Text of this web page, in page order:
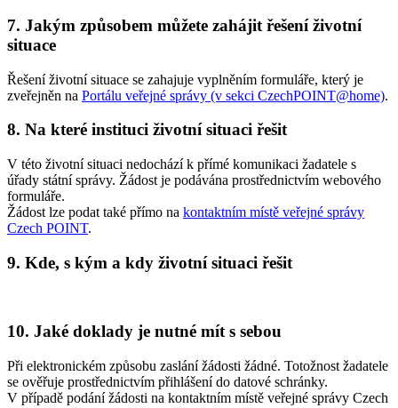
7. Jakým způsobem můžete zahájit řešení životní
situace
Řešení životní situace se zahajuje vyplněním formuláře, který je
zveřejněn na Portálu veřejné správy (v sekci CzechPOINT@home).
8. Na které instituci životní situaci řešit
V této životní situaci nedochází k přímé komunikaci žadatele s
úřady státní správy. Žádost je podávána prostřednictvím webového
formuláře.
Žádost lze podat také přímo na kontaktním místě veřejné správy
Czech POINT.
9. Kde, s kým a kdy životní situaci řešit
10. Jaké doklady je nutné mít s sebou
Při elektronickém způsobu zaslání žádosti žádné. Totožnost žadatele
se ověřuje prostřednictvím přihlášení do datové schránky.
V případě podání žádosti na kontaktním místě veřejné správy Czech